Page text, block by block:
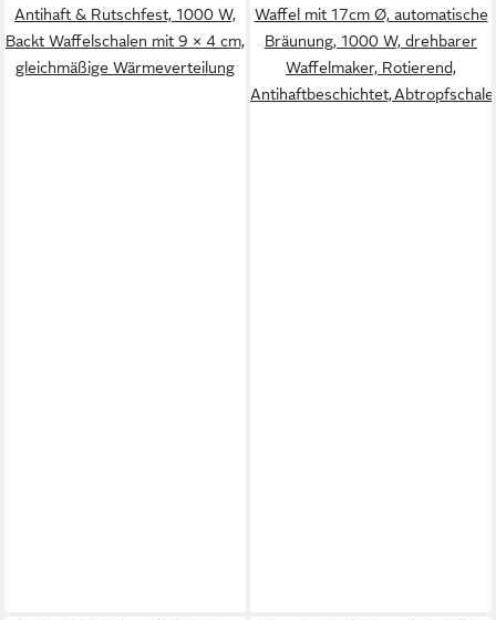
Antihaft & Rutschfest, 1000 W,
Backt Waffelschalen mit 9 × 4 cm,
gleichmäßige Wärmeverteilung
Waffel mit 17cm Ø, automatische
Bräunung, 1000 W, drehbarer
Waffelmaker, Rotierend,
Antihaftbeschichtet, Abtropfschale